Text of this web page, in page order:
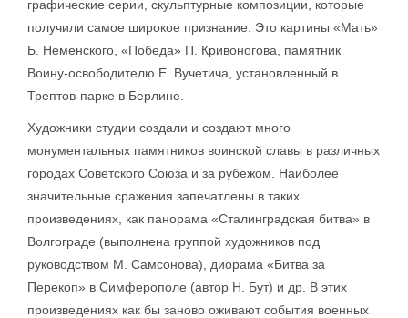
графические серии, скульптурные композиции, которые
получили самое широкое признание. Это картины «Мать»
Б. Неменского, «Победа» П. Кривоногова, памятник
Воину-освободителю Е. Вучетича, установленный в
Трептов-парке в Берлине.
Художники студии создали и создают много
монументальных памятников воинской славы в различных
городах Советского Союза и за рубежом. Наиболее
значительные сражения запечатлены в таких
произведениях, как панорама «Сталинградская битва» в
Волгограде (выполнена группой художников под
руководством М. Самсонова), диорама «Битва за
Перекоп» в Симферополе (автор Н. Бут) и др. В этих
произведениях как бы заново оживают события военных